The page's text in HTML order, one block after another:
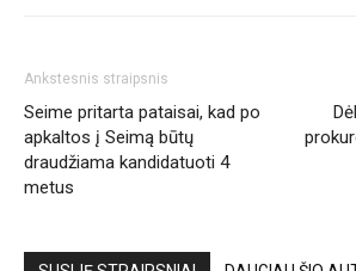
Ankstesnis straipsnis
Seime pritarta pataisai, kad po
apkaltos į Seimą būtų
draudžiama kandidatuoti 4
metus